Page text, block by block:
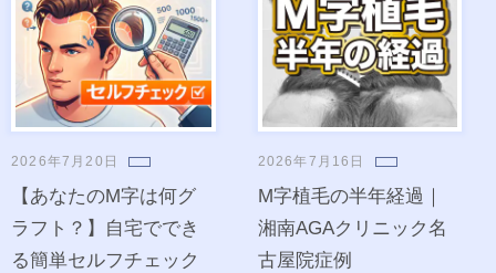
2026年7月20日
【あなたのM字は何グ
ラフト？】自宅ででき
る簡単セルフチェック
2026年7月16日
M字植毛の半年経過｜
湘南AGAクリニック名
古屋院症例